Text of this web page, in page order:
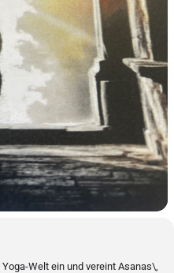
Welt ein und vereint Asanas\,